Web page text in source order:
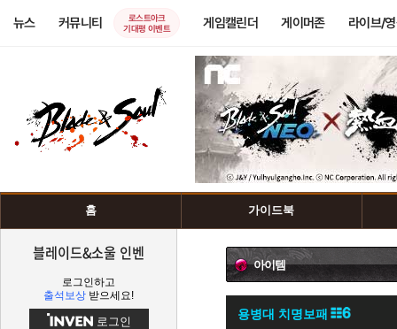
뉴스 커뮤니티
로스트아크
기대평 이벤트
게임캘린더 게이머존 라이브/
홈 가이드북
블레이드&소울 인벤
로그인하고
출석보상 받으세요!
로그인
아이템
용병대 치명보패